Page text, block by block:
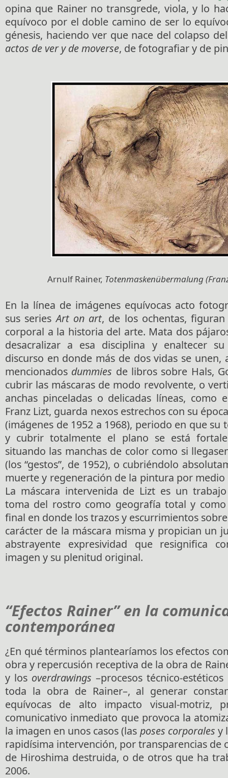
opina que Rainer no transgrede, viola, y lo
equívoco por el doble camino de ser lo
génesis, haciendo ver que nace del colapso
actos de ver y de moverse, de fotografiar y de
Arnulf Rainer, Totenmaskenübermalung
En la línea de imágenes equívocas acto
sus seriesArt on art, de los ochentas,
corporal a la historia del arte. Mata dos
desacralizar a esa disciplina y enaltecer
discurso en donde más de dos vidas se unen,
mencionados dummies de libros sobre Hals,
cubrir las máscaras de modo revolvente, o
anchas pinceladas o delicadas líneas, como
Franz Lizt, guarda nexos estrechos con su
(imágenes de 1952 a 1968), periodo en que su
y cubrir totalmente el plano se está
situando las manchas de color como si
(los “gestos”, de 1952), o cubriéndolo
muerte y regeneración de la pintura por
La máscara intervenida de Lizt es un
toma del rostro como geografía total y
final en donde los trazos y escurrimientos
carácter de la máscara misma y propician un
abstrayente expresividad que resignifica
imagen y su plenitud original.
“Efectos Rainer” en la
contemporánea
¿En qué términos plantearíamos los efectos
obra y repercusión receptiva de la obra de
y los overdrawings –procesos técnico-
toda la obra de Rainer–, al generar
equívocas de alto impacto visual-motriz,
comunicativo inmediato que provoca la
la imagen en unos casos (las poses corporales y
rapidísima intervención, por transparencias de
de Hiroshima destruida, o de otros que ha
2006.